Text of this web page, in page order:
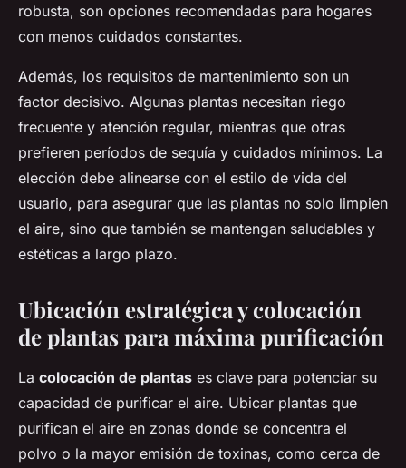
robusta, son opciones recomendadas para hogares
con menos cuidados constantes.
Además, los requisitos de mantenimiento son un
factor decisivo. Algunas plantas necesitan riego
frecuente y atención regular, mientras que otras
prefieren períodos de sequía y cuidados mínimos. La
elección debe alinearse con el estilo de vida del
usuario, para asegurar que las plantas no solo limpien
el aire, sino que también se mantengan saludables y
estéticas a largo plazo.
Ubicación estratégica y colocación
de plantas para máxima purificación
La colocación de plantas es clave para potenciar su
capacidad de purificar el aire. Ubicar plantas que
purifican el aire en zonas donde se concentra el
polvo o la mayor emisión de toxinas, como cerca de